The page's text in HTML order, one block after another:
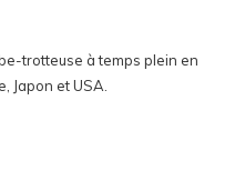
trotteuse à temps plein en
Japon et USA.